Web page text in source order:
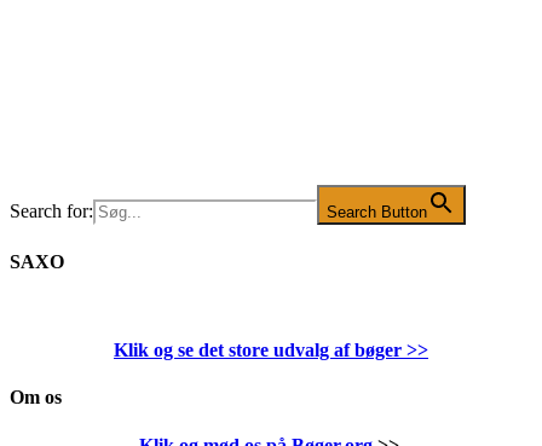
Search for: Search Button
SAXO
Klik og se det store udvalg af bøger >>
Om os